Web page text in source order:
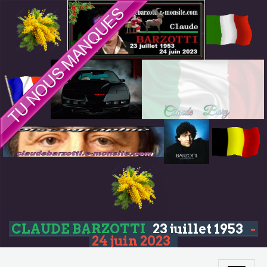
CLAUDE BARZOTTI 23 juillet 1953 -
24 juin 2023